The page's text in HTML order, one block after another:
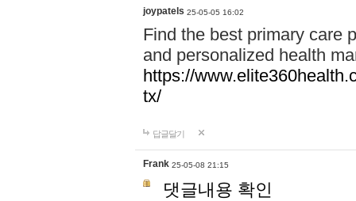
joypatels 25-05-05 16:02
Find the best primary care
and personalized health
https://
tx/
답글달기
Frank 25-05-08 21:15
댓글내용 확인